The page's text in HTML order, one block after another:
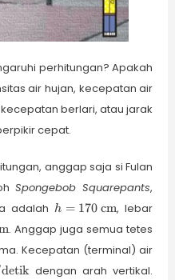
perhitungan? Apakah
air hujan, kecepatan air
berlari, atau jarak
cepat.
anggap saja si Fulan
Spongebob Squarepants,
adalahh =
{\rm
cm}
h = 170 cm, lebar
. Anggap juga semua tetes
Kecepatan (terminal) air
dengan arah vertikal.